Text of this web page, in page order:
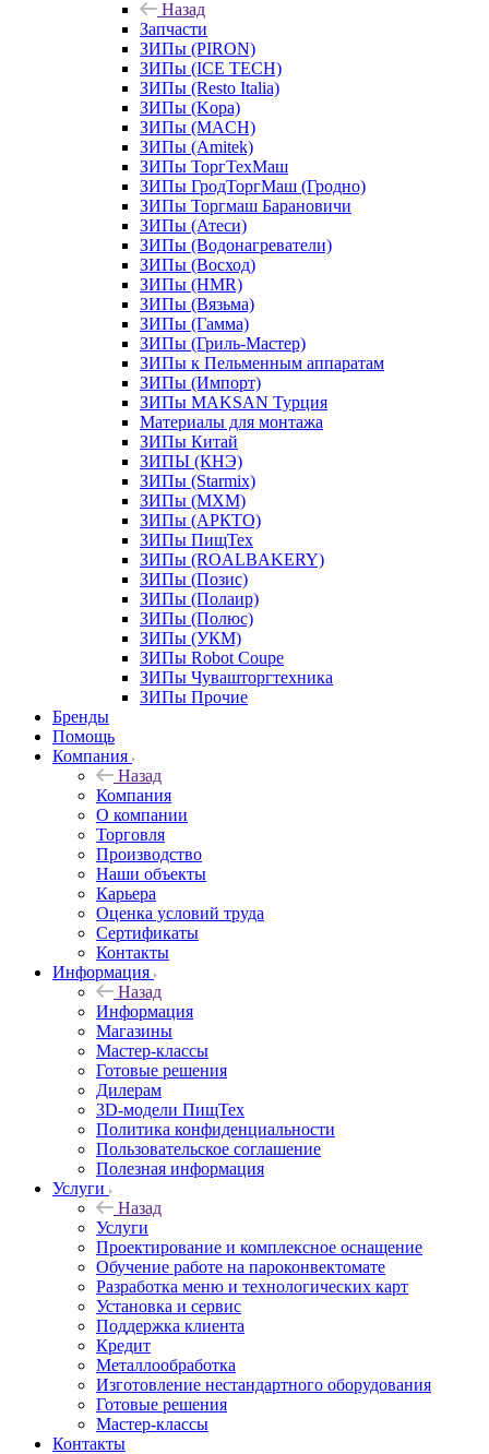
Назад
Запчасти
ЗИПы (PIRON)
ЗИПы (ICE TECH)
ЗИПы (Resto Italia)
ЗИПы (Kopa)
ЗИПы (MACH)
ЗИПы (Amitek)
ЗИПы ТоргТехМаш
ЗИПы ГродТоргМаш (Гродно)
ЗИПы Торгмаш Барановичи
ЗИПы (Атеси)
ЗИПы (Водонагреватели)
ЗИПы (Восход)
ЗИПы (HMR)
ЗИПы (Вязьма)
ЗИПы (Гамма)
ЗИПы (Гриль-Мастер)
ЗИПы к Пельменным аппаратам
ЗИПы (Импорт)
ЗИПы MAKSAN Турция
Материалы для монтажа
ЗИПы Китай
ЗИПЫ (КНЭ)
ЗИПы (Starmix)
ЗИПы (МХМ)
ЗИПы (АРКТО)
ЗИПы ПищТех
ЗИПы (ROALBAKERY)
ЗИПы (Позис)
ЗИПы (Полаир)
ЗИПы (Полюс)
ЗИПы (УКМ)
ЗИПы Robot Coupe
ЗИПы Чувашторгтехника
ЗИПы Прочие
Бренды
Помощь
Компания
Назад
Компания
О компании
Торговля
Производство
Наши объекты
Карьера
Оценка условий труда
Сертификаты
Контакты
Информация
Назад
Информация
Магазины
Мастер-классы
Готовые решения
Дилерам
3D-модели ПищТех
Политика конфиденциальности
Пользовательское соглашение
Полезная информация
Услуги
Назад
Услуги
Проектирование и комплексное оснащение
Обучение работе на пароконвектомате
Разработка меню и технологических карт
Установка и сервис
Поддержка клиента
Кредит
Металлообработка
Изготовление нестандартного оборудования
Готовые решения
Мастер-классы
Контакты